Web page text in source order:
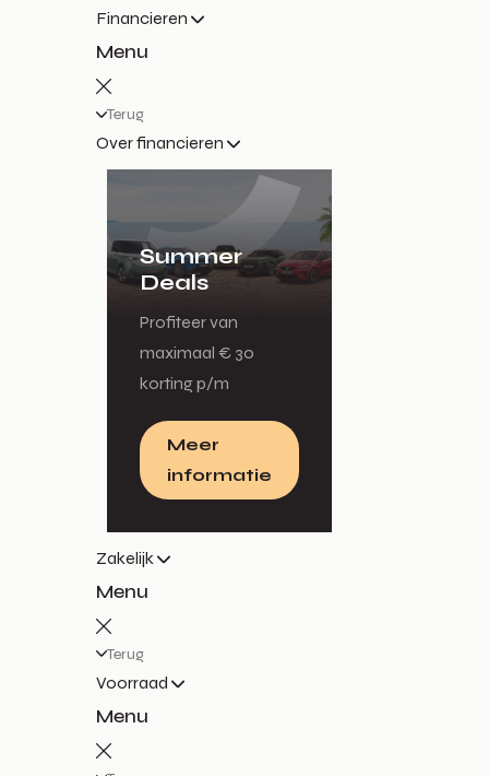
Financieren
Menu
Terug
Over financieren
Summer
Deals
Profiteer van
maximaal € 30
korting p/m
Meer
informatie
Zakelijk
Menu
Terug
Voorraad
Menu